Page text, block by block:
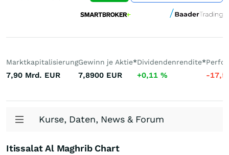
Marktkapitalisierung
7,90 Mrd. EUR
Gewinn je Aktie*
7,8900 EUR
Dividendenrendite*
+0,11 % -
Kurse, Daten, News & Forum
Itissalat Al Maghrib Chart